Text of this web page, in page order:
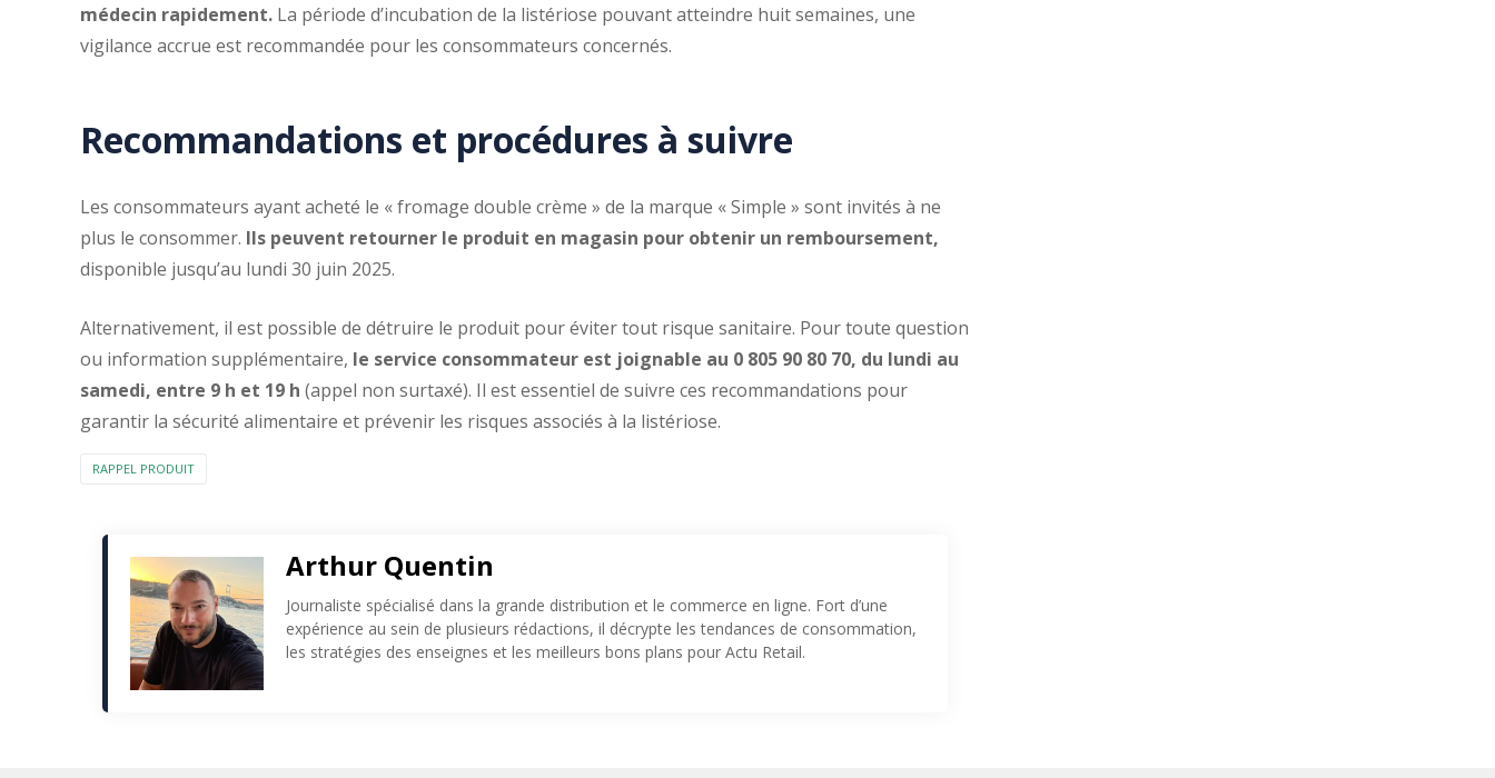
médecin rapidement. La période d’incubation de la listériose pouvant atteindre huit semaines, une
vigilance accrue est recommandée pour les consommateurs concernés.
Recommandations et procédures à suivre
Les consommateurs ayant acheté le « fromage double crème » de la marque « Simple » sont invités à ne
plus le consommer. Ils peuvent retourner le produit en magasin pour obtenir un remboursement,
disponible jusqu’au lundi 30 juin 2025.
Alternativement, il est possible de détruire le produit pour éviter tout risque sanitaire. Pour toute question
ou information supplémentaire, le service consommateur est joignable au 0 805 90 80 70, du lundi au
samedi, entre 9 h et 19 h (appel non surtaxé). Il est essentiel de suivre ces recommandations pour
garantir la sécurité alimentaire et prévenir les risques associés à la listériose.
RAPPEL PRODUIT
Arthur Quentin
Journaliste spécialisé dans la grande distribution et le commerce en ligne. Fort d’une
expérience au sein de plusieurs rédactions, il décrypte les tendances de consommation,
les stratégies des enseignes et les meilleurs bons plans pour Actu Retail.